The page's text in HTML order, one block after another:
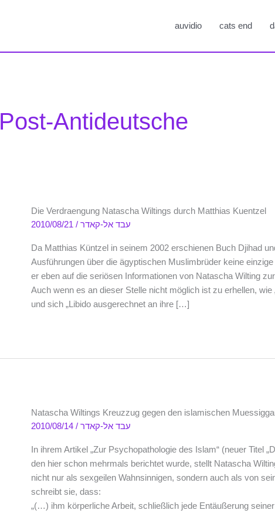
auvidio cats end
Post-Antideutsche
Die Verdraengung Natascha Wiltings durch Matthias Kuentzel
עבד אל-קאדר /
2010/08/21
Da Matthias Küntzel in seinem 2002 erschienen Buch Djihad
Ausführungen über die ägyptischen Muslimbrüder keine
er eben auf die seriösen Informationen von Natascha Wilting
Auch wenn es an dieser Stelle nicht möglich ist zu erhellen, wie
und sich „Libido ausgerechnet an ihre […]
Natascha Wiltings Kreuzzug gegen den islamischen
עבד אל-קאדר /
2010/08/14
In ihrem Artikel „Zur Psychopathologie des Islam“ (neuer Titel
den hier schon mehrmals berichtet wurde, stellt Natascha
nicht nur als sexgeilen Wahnsinnigen, sondern auch als von
schreibt sie, dass:
„(…) ihm körperliche Arbeit, schließlich jede Entäußerung